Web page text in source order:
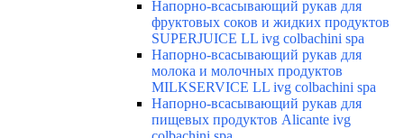
Напорно-всасывающий рукав для
фруктовых соков и жидких продуктов
SUPERJUICE LL ivg colbachini spa
Напорно-всасывающий рукав для
молока и молочных продуктов
MILKSERVICE LL ivg colbachini spa
Напорно-всасывающий рукав для
пищевых продуктов Alicante ivg